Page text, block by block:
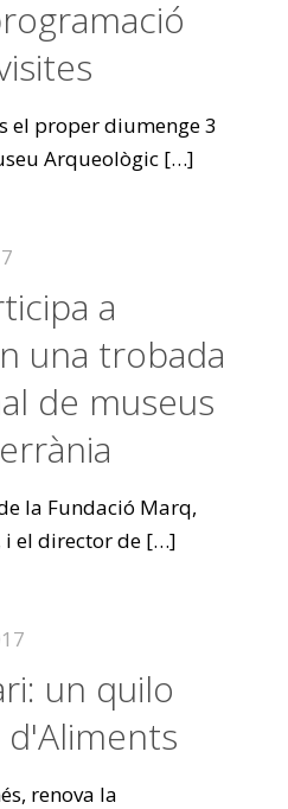
el proper diumenge 3
Arqueològic […]
a
una trobada
de museus
la Fundació Marq,
i el director de […]
un quilo
d'Aliments
renova la